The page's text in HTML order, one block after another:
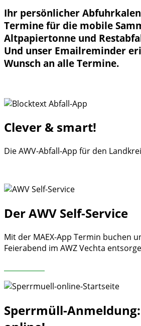
Ihr persönlicher
Termine für die mobile
Altpapiertonne und
Und unser Emailreminder
Wunsch an alle Termine.
Clever & smart!
Die AWV-Abfall-App für den
DerAWV Self-Service
Mit der MAEX-App Termin buchen
Feierabend im AWZ Vechta
Sperrmüll-Anmeldung: